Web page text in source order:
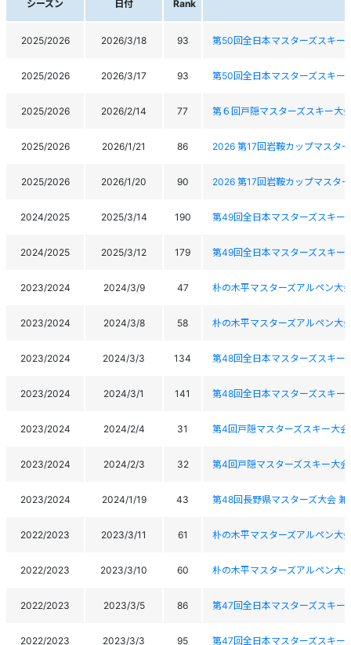
シーズン 日付 Rank
2025/2026 2026/3/18 93 第50回全日本マスターズスキー
2025/2026 2026/3/17 93 第50回全日本マスターズスキー
2025/2026 2026/2/14 77 第６回戸隠マスターズスキー大
2025/2026 2026/1/21 86 2026 第17回岩鞍カップマスタ
2025/2026 2026/1/20 90 2026 第17回岩鞍カップマスタ
2024/2025 2025/3/14 190 第49回全日本マスターズスキー
2024/2025 2025/3/12 179 第49回全日本マスターズスキー
2023/2024 2024/3/9 47 朴の木平マスターズアルペン大
2023/2024 2024/3/8 58 朴の木平マスターズアルペン大
2023/2024 2024/3/3 134 第48回全日本マスターズスキー
2023/2024 2024/3/1 141 第48回全日本マスターズスキー
2023/2024 2024/2/4 31 第4回戸隠マスターズスキー大会
2023/2024 2024/2/3 32 第4回戸隠マスターズスキー大会
2023/2024 2024/1/19 43 第48回長野県マスターズ大会
2022/2023 2023/3/11 61 朴の木平マスターズアルペン大
2022/2023 2023/3/10 60 朴の木平マスターズアルペン大
2022/2023 2023/3/5 86 第47回全日本マスターズスキー
2022/2023 2023/3/3 95 第47回全日本マスターズスキー